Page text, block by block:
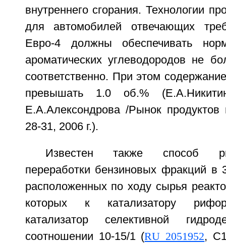
внутреннего сгорания. Технологии
для автомобилей отвечающих
Евро-4 должны обеспечивать
ароматических углеводородов не
соответственно. При этом
превышать 1.0 об.%
Е.А.Алексондрова /Рынок
28-31, 2006 г.).
Известен также способ
переработки бензиновых фракций в
расположенных по ходу сырья
которых к катализатору
катализатор селективной
соотношении 10-15/1 (RU 2051952,